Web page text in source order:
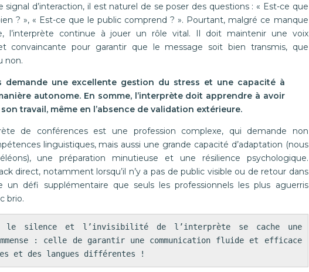
signal d’interaction, il est naturel de se poser des questions : « Est-ce que
? », « Est-ce que le public comprend ? ». Pourtant, malgré ce manque
l’interprète continue à jouer un rôle vital. Il doit maintenir une voix
convaincante pour garantir que le message soit bien transmis, que
non.
demande une excellente gestion du stress et une capacité à
autonome. En somme, l’interprète doit apprendre à avoir
travail, même en l’absence de validation extérieure.
de conférences est une profession complexe, qui demande non
linguistiques, mais aussi une grande capacité d’adaptation (nous
une préparation minutieuse et une résilience psychologique.
direct, notamment lorsqu’il n’y a pas de public visible ou de retour dans
un défi supplémentaire que seuls les professionnels les plus aguerris
brio.
le silence et l’invisibilité de l’interprète se cache une
: celle de garantir une communication fluide et efficace
et des langues différentes !